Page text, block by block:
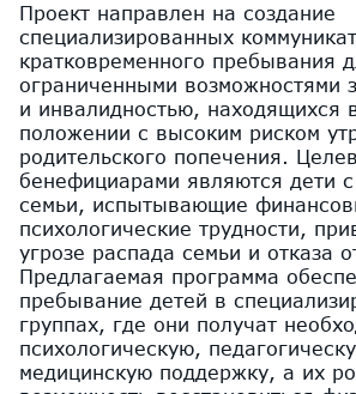
Проект направлен на создание
специализированных
кратковременного пребывания
ограниченными возможностями
и инвалидностью, находящихся
положении с высоким риском
родительского попечения.
бенефициарами являются дети
семьи, испытывающие
психологические трудности,
угрозе распада семьи и отказа
Предлагаемая программа
пребывание детей в
группах, где они получат
психологическую,
медицинскую поддержку, а их